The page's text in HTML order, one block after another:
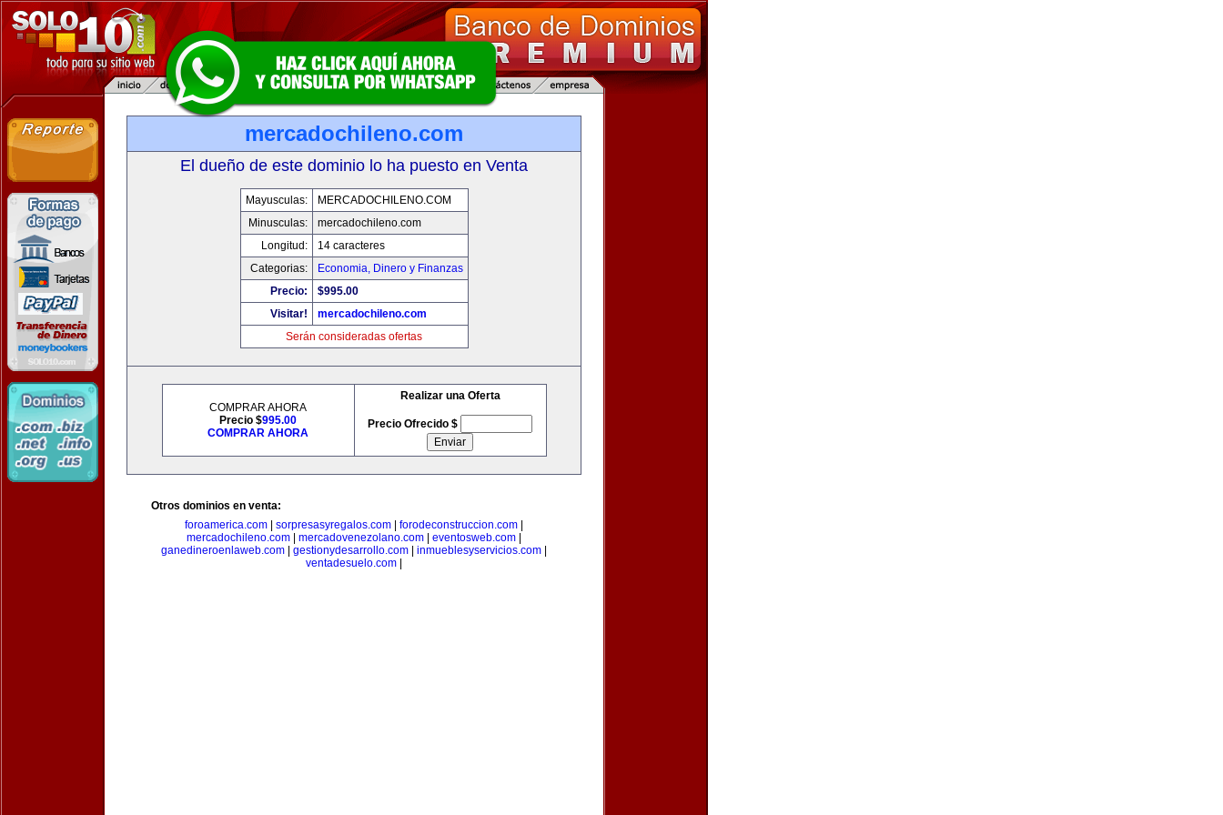
mercadochileno.com
El dueño de este dominio lo ha puesto en Venta
Mayusculas:
MERCADOCHILENO.COM
Minusculas:
mercadochileno.com
Longitud:
14 caracteres
Categorias:
Economia, Dinero y Finanzas
Precio:
$995.00
Visitar!
mercadochileno.com
Serán consideradas ofertas
COMPRAR AHORA
Precio $995.00
COMPRAR AHORA
Realizar una Oferta
Precio Ofrecido $
Otros dominios en venta:
foroamerica.com
sorpresasyregalos.com forodeconstruccion.com
mercadochileno.com
mercadovenezolano.com eventosweb.com
ganedineroenlaweb.com
gestionydesarrollo.com inmueblesyservicios.com
ventadesuelo.com